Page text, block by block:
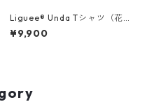
Liguee®️ Unda Tシャツ（花ロ
ゴ刺繍&バックプリント）
¥9,900